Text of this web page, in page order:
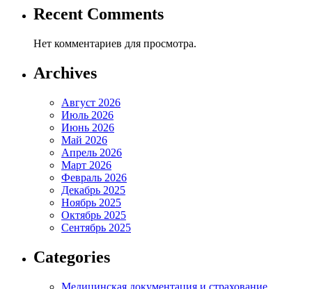
Recent Comments
Нет комментариев для просмотра.
Archives
Август 2026
Июль 2026
Июнь 2026
Май 2026
Апрель 2026
Март 2026
Февраль 2026
Декабрь 2025
Ноябрь 2025
Октябрь 2025
Сентябрь 2025
Categories
Медицинская документация и страхование